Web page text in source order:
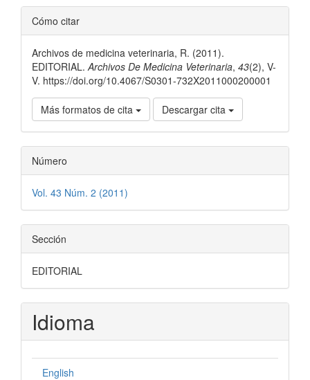
Detalles
del
artículo
Cómo citar
Archivos de medicina veterinaria, R. (2011).
EDITORIAL. Archivos De Medicina Veterinaria, 43(2), V-
V. https://doi.org/10.4067/S0301-732X2011000200001
Más formatos de cita Descargar cita
Número
Vol. 43 Núm. 2 (2011)
Sección
EDITORIAL
Idioma
English